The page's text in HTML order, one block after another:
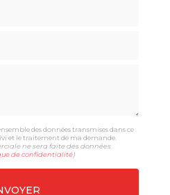
des données transmises dans ce
et le traitement de ma demande.
ne sera faite des données
de confidentialité)